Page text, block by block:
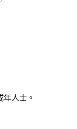
年人士。